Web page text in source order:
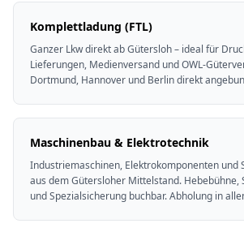
Komplettladung (FTL)
Ganzer Lkw direkt ab Gütersloh – ideal für
Lieferungen, Medienversand und OWL-
Dortmund, Hannover und Berlin direkt
Maschinenbau & Elektrotechnik
Industriemaschinen, Elektrokomponenten und
aus dem Gütersloher Mittelstand.
und Spezialsicherung buchbar. Abholung in